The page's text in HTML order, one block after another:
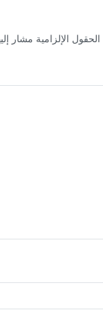
الحقول الإلزامية مشار